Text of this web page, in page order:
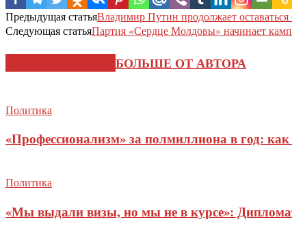
Предыдущая статьяВладимир Путин продолжает
Следующая статьяПартия «Сердце Молдовы» начинает
БОЛЬШЕ ОТ АВТОРА
Политика
«Профессионализм» за полмиллиона в год:
Политика
«Мы выдали визы, но мы не в курсе»: